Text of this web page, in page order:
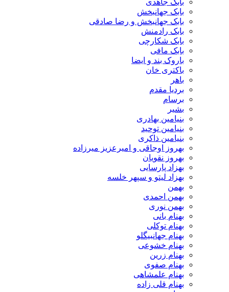
بابک جاهدی
بابک جهانبخش
بابک جهانبخش و رضا صادقی
بابک رادمنش
بابک شکارچی
بابک مافی
باروک بند و ایضا
باکتری خان
باهر
بردیا مقدم
برسام
بشیر
بنیامین بهادری
بنیامین توحید
بنیامین ذاکری
بهروز اوجاقی و امیرعزیز میرزاده
بهروز نقویان
بهزاد پارسایی
بهزاد لیتو و سپهر خلسه
بهمن
بهمن احمدی
بهمن نوری
بهنام بانی
بهنام توکلی
بهنام جهانبیگلو
بهنام خشوعی
بهنام زرین
بهنام صفوی
بهنام علمشاهی
بهنام قلی زاده